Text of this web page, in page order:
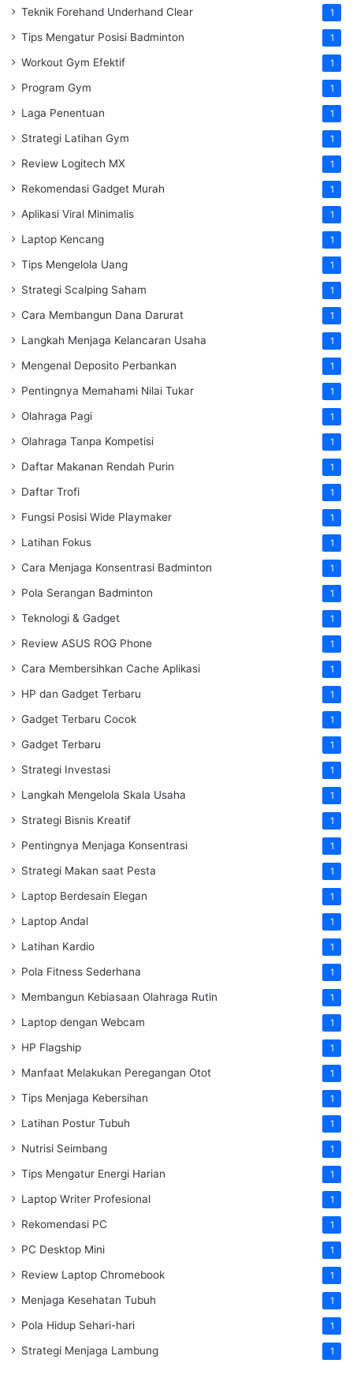
Teknik Forehand Underhand Clear 1
Tips Mengatur Posisi Badminton 1
Workout Gym Efektif 1
Program Gym 1
Laga Penentuan 1
Strategi Latihan Gym 1
Review Logitech MX 1
Rekomendasi Gadget Murah 1
Aplikasi Viral Minimalis 1
Laptop Kencang 1
Tips Mengelola Uang 1
Strategi Scalping Saham 1
Cara Membangun Dana Darurat 1
Langkah Menjaga Kelancaran Usaha 1
Mengenal Deposito Perbankan 1
Pentingnya Memahami Nilai Tukar 1
Olahraga Pagi 1
Olahraga Tanpa Kompetisi 1
Daftar Makanan Rendah Purin 1
Daftar Trofi 1
Fungsi Posisi Wide Playmaker 1
Latihan Fokus 1
Cara Menjaga Konsentrasi Badminton 1
Pola Serangan Badminton 1
Teknologi & Gadget 1
Review ASUS ROG Phone 1
Cara Membersihkan Cache Aplikasi 1
HP dan Gadget Terbaru 1
Gadget Terbaru Cocok 1
Gadget Terbaru 1
Strategi Investasi 1
Langkah Mengelola Skala Usaha 1
Strategi Bisnis Kreatif 1
Pentingnya Menjaga Konsentrasi 1
Strategi Makan saat Pesta 1
Laptop Berdesain Elegan 1
Laptop Andal 1
Latihan Kardio 1
Pola Fitness Sederhana 1
Membangun Kebiasaan Olahraga Rutin 1
Laptop dengan Webcam 1
HP Flagship 1
Manfaat Melakukan Peregangan Otot 1
Tips Menjaga Kebersihan 1
Latihan Postur Tubuh 1
Nutrisi Seimbang 1
Tips Mengatur Energi Harian 1
Laptop Writer Profesional 1
Rekomendasi PC 1
PC Desktop Mini 1
Review Laptop Chromebook 1
Menjaga Kesehatan Tubuh 1
Pola Hidup Sehari-hari 1
Strategi Menjaga Lambung 1